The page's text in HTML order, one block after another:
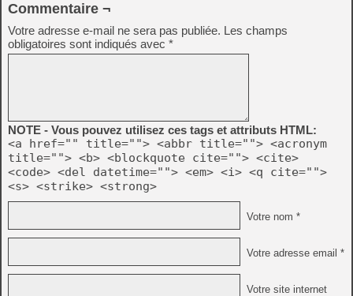
Commentaire ¬
Votre adresse e-mail ne sera pas publiée. Les champs
obligatoires sont indiqués avec *
NOTE - Vous pouvez utilisez ces tags et attributs HTML:
<a href="" title=""> <abbr title=""> <acronym
title=""> <b> <blockquote cite=""> <cite>
<code> <del datetime=""> <em> <i> <q cite="">
<s> <strike> <strong>
Votre nom *
Votre adresse email *
Votre site internet